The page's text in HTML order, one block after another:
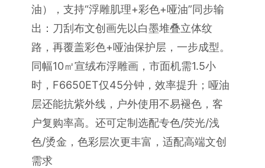
油），支持“浮雕肌理+彩色+哑油”同步输
出：刀刮布文创画先以白墨堆叠立体纹
路，再覆盖彩色+哑油保护层，一步成型。
同幅10㎡宣绒布浮雕画，市面机需1.5小
时，F6650ET仅45分钟，效率提升；哑油
层还能抗紫外线，户外使用不易褪色，客
户复购率高。还可定制选配专色/荧光/浅
色/烫金，色彩层次更丰富，适配高端文创
需求